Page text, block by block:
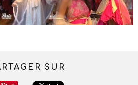
SUR